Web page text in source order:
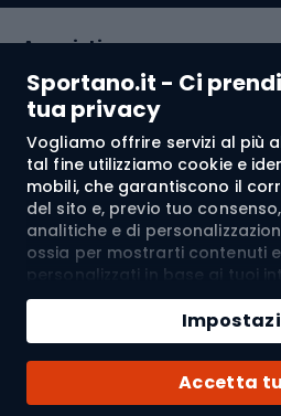
Sportano.it - Ci
tua privacy
Vogliamo offrire servizi al più
tal fine utilizziamo cookie e
mobili, che garantiscono il
del sito e, previo tuo
analitiche e di
ossia per mostrarti contenuti
personalizzati in base ai tuoi
l’efficacia. I cookie e gli
mobili possono essere
pubblicitarie personalizzate
seconda dei consensi da te
“Accetta tutto”, acconsenti al
dati personali da parte di
Accetta
Quantità
Aggiungi al
Acquista con
Acquisti
Servizio clienti
Regolamento
Chi siamo
© 2026